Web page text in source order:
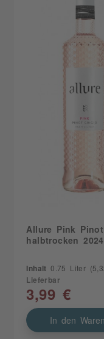
Allure Pink
halbtrocken 2024
Inhalt0.75 Liter
Lieferbar
3,99 €
In den